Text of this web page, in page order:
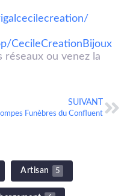
CecileCreationBijoux
réseaux ou venez la
SUIVANT
Funèbres du Confluent
Artisan 5